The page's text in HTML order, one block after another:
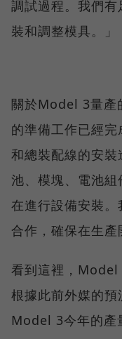
調試過程。我們
裝和調整模具。」
關於Model 3量產
的準備工作已經
和總裝配線的安
池、模塊、電池
在進行設備安裝
合作，確保在生產
看到這裡，Model
根據此前外媒的預
Model 3今年的產